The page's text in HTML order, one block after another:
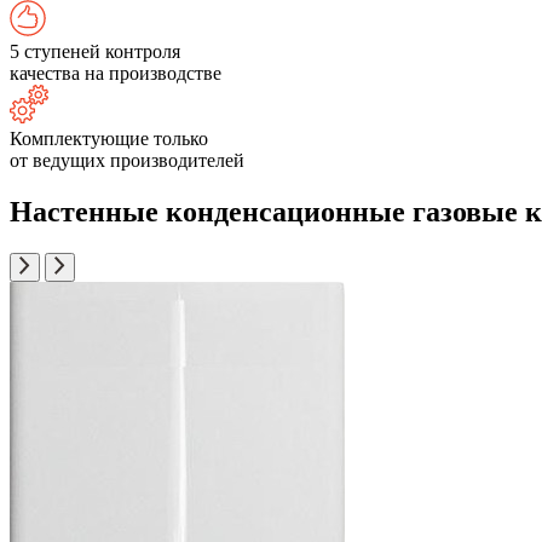
5 ступеней контроля
качества на производстве
Комплектующие только
от ведущих производителей
Настенные конденсационные газовые